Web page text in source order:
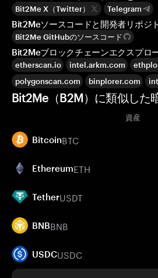
Bit2Me X（Twitter） Telegram
Bit2Meソースコードと開発者リポジ
Bit2Me GitHubのソースコード
Bit2Meブロックチェーンエクスプロ
etherscan.io intel.arkm.com
polygonscan.com
binplorer.com
Bit2Me（B2M）に類似した
資産
BitcoinBTC
EthereumETH
TetherUSDT
BNBBNB
USDCUSDC